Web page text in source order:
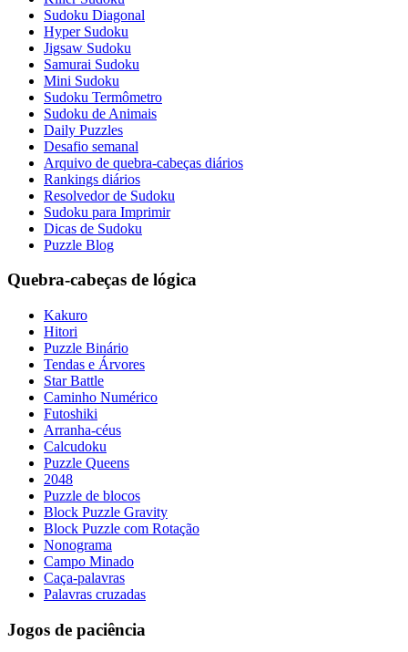
Sudoku Diagonal
Hyper Sudoku
Jigsaw Sudoku
Samurai Sudoku
Mini Sudoku
Sudoku Termômetro
Sudoku de Animais
Daily Puzzles
Desafio semanal
Arquivo de quebra-cabeças diários
Rankings diários
Resolvedor de Sudoku
Sudoku para Imprimir
Dicas de Sudoku
Puzzle Blog
Quebra-cabeças de lógica
Kakuro
Hitori
Puzzle Binário
Tendas e Árvores
Star Battle
Caminho Numérico
Futoshiki
Arranha-céus
Calcudoku
Puzzle Queens
2048
Puzzle de blocos
Block Puzzle Gravity
Block Puzzle com Rotação
Nonograma
Campo Minado
Caça-palavras
Palavras cruzadas
Jogos de paciência